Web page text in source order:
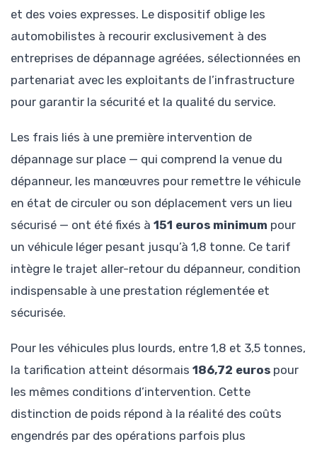
et des voies expresses. Le dispositif oblige les
automobilistes à recourir exclusivement à des
entreprises de dépannage agréées, sélectionnées en
partenariat avec les exploitants de l’infrastructure
pour garantir la sécurité et la qualité du service.
Les frais liés à une première intervention de
dépannage sur place — qui comprend la venue du
dépanneur, les manœuvres pour remettre le véhicule
en état de circuler ou son déplacement vers un lieu
sécurisé — ont été fixés à 151 euros minimum pour
un véhicule léger pesant jusqu’à 1,8 tonne. Ce tarif
intègre le trajet aller-retour du dépanneur, condition
indispensable à une prestation réglementée et
sécurisée.
Pour les véhicules plus lourds, entre 1,8 et 3,5 tonnes,
la tarification atteint désormais 186,72 euros pour
les mêmes conditions d’intervention. Cette
distinction de poids répond à la réalité des coûts
engendrés par des opérations parfois plus